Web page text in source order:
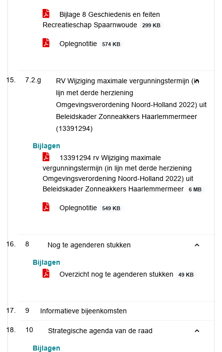
Bijlage 8 Geschiedenis en feiten
Recreatieschap Spaarnwoude
299 KB
Oplegnotitie 574 KB
7.2.g
RV Wijziging maximale vergunningstermijn (in
lijn met derde herziening
Omgevingsverordening Noord-Holland 2022) uit
Beleidskader Zonneakkers Haarlemmermeer
(13391294)
Bijlagen
13391294 rv Wijziging maximale
vergunningstermijn (in lijn met derde herziening
Omgevingsverordening Noord-Holland 2022) uit
Beleidskader Zonneakkers Haarlemmermeer
6 MB
Oplegnotitie 549 KB
8 Nog te agenderen stukken
Bijlagen
Overzicht nog te agenderen stukken
49 KB
9 Informatieve bijeenkomsten
10 Strategische agenda van de raad
Bijlagen